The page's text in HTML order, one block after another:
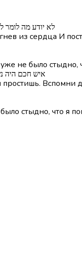
לא יודע מה לומר
из сердца И
не было стыдно,
איש חכם היה
стыдно, что я